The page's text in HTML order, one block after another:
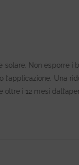
Non esporre i
Una
i 12 mesi